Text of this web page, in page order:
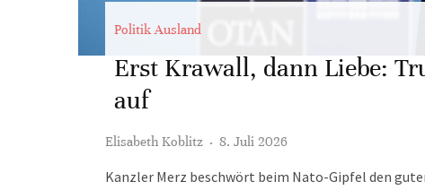
Politik Ausland
Erst Krawall, dann Liebe:
auf
Elisabeth Koblitz · 8. Juli 2026
Kanzler Merz beschwört beim Nato-Gipfel den